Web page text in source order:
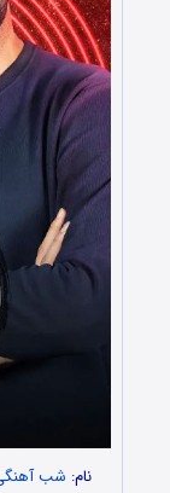
نام: شب